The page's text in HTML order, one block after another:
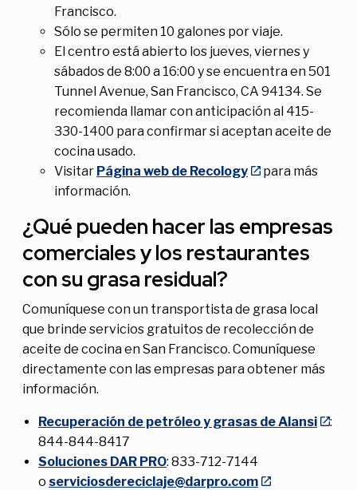
Francisco.
Sólo se permiten 10 galones por viaje.
El centro está abierto los jueves, viernes y
sábados de 8:00 a 16:00 y se encuentra en 501
Tunnel Avenue, San Francisco, CA 94134. Se
recomienda llamar con anticipación al 415-
330-1400 para confirmar si aceptan aceite de
cocina usado.
Visitar Página web de Recology
para más
información.
¿Qué pueden hacer las empresas
comerciales y los restaurantes
con su grasa residual?
Comuníquese con un transportista de grasa local
que brinde servicios gratuitos de recolección de
aceite de cocina en San Francisco. Comuníquese
directamente con las empresas para obtener más
información.
Recuperación de petróleo y grasas de Alansi
:
844-844-8417
Soluciones DAR PRO: 833-712-7144
o serviciosdereciclaje@darpro.com